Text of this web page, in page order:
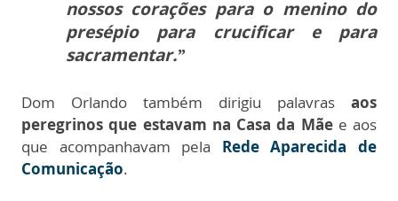
nossos corações para o menino do
presépio para crucificar e para
sacramentar.”
Dom Orlando também dirigiu palavras aos
peregrinos que estavam na Casa da Mãee aos
que acompanhavam pela Rede Aparecida de
Comunicação.